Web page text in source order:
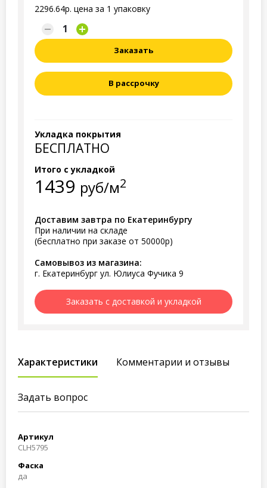
2296.64р. цена за 1 упаковку
Заказать
В рассрочку
Укладка покрытия
БЕСПЛАТНО
Итого с укладкой
1439 руб/м2
Доставим завтра по Екатеринбургу
При наличии на складе
(бесплатно при заказе от 50000р)
Самовывоз из магазина:
г. Екатеринбург ул. Юлиуса Фучика 9
Заказать с доставкой и укладкой
Характеристики Комментарии и отзывы
Задать вопрос
Артикул
CLH5795
Фаска
да